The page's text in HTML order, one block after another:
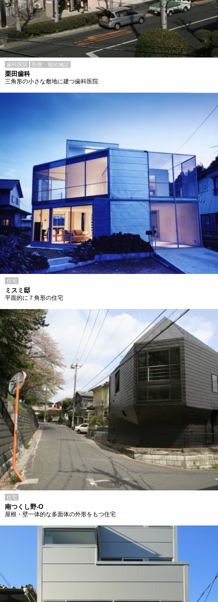
歯科医院 医療・福祉施設
栗田歯科
三角形の小さな敷地に建つ歯科医院
住宅
ミスミ邸
平面的に７角形の住宅
住宅
南つくし野-O
屋根・壁一体的な多面体の外形をもつ住宅